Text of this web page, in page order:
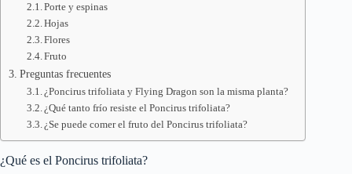
Porte y espinas
Hojas
Flores
Fruto
Preguntas frecuentes
¿Poncirus trifoliata y Flying Dragon son la misma planta?
¿Qué tanto frío resiste el Poncirus trifoliata?
¿Se puede comer el fruto del Poncirus trifoliata?
¿Qué es el Poncirus trifoliata?